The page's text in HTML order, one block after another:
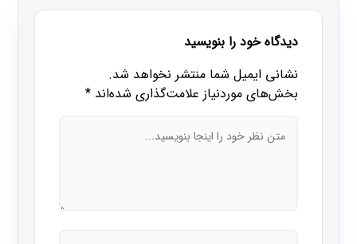
دیدگاه خود را بنویسید
نشانی ایمیل شما منتشر نخواهد شد.
بخش‌های موردنیاز علامت‌گذاری شده‌اند*